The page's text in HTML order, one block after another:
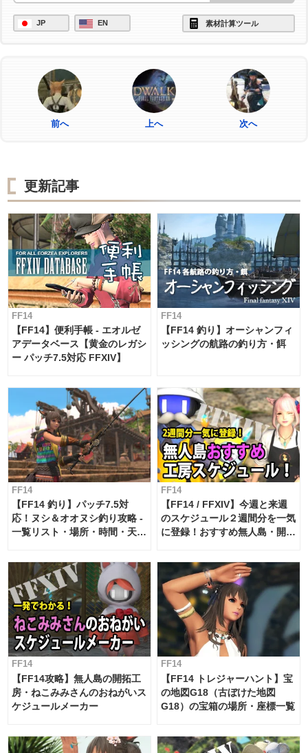
JP EN 素材計算ツール
前へ 上へ 次へ
更新記事
FF14
【FF14】便利手帳 - エオルゼ
アデータベース【黄金のレガシ
ー パッチ7.5対応 FFXIV】
FF14
【FF14 釣り】オーシャンフィ
ッシングの航路の釣り方・餌
FF14
【FF14 釣り】パッチ7.5対
応！ヌシ＆オオヌシ釣り攻略 -
一覧リスト・場所・時間・天
FF14
【FF14 / FFXIV】今週と来週
のスケジュール２週間分を一気
に登録！おすすめ無人島・開拓
FF14
【FF14攻略】無人島の開拓工
房・ねこみみさんのおねがいス
ケジュールメーカー
FF14
【FF14 トレジャーハント】宝
の地図G18（古ぼけた地図
G18）の宝箱の場所・座標一覧